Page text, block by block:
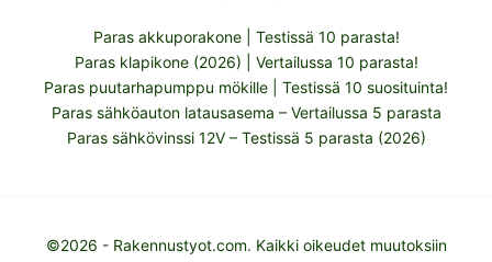
Paras akkuporakone | Testissä 10 parasta!
Paras klapikone (2026) | Vertailussa 10 parasta!
Paras puutarhapumppu mökille | Testissä 10 suosituinta!
Paras sähköauton latausasema – Vertailussa 5 parasta
Paras sähkövinssi 12V – Testissä 5 parasta (2026)
©2026 - Rakennustyot.com. Kaikki oikeudet muutoksiin